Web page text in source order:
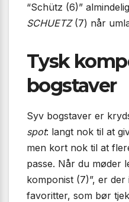
“Schütz (6)”
SCHUETZ(7) når
Tysk
bogstaver
Syv bogstaver er
spot: langt nok til at
men kort nok til at
passe. Når du møder
komponist (7)”, er
favoritter, som bør